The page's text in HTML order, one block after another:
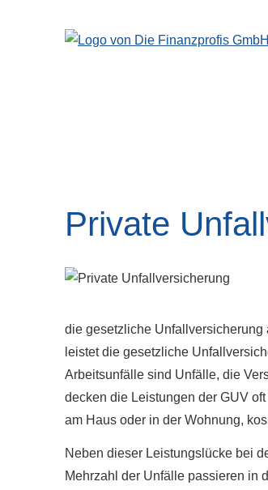
Private
die gesetzliche Unfall­ver­si­che­rung
leistet die gesetzliche
Arbeitsunfälle sind Unfälle, die
decken die Leistungen der GUV
am Haus oder in der Wohnung,
Neben dieser Leistungslücke bei
Mehrzahl der Unfälle passieren in